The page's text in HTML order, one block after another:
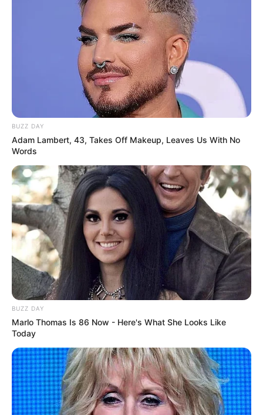
BUZZ DAY
Adam Lambert, 43, Takes Off Makeup, Leaves Us With No
Words
BUZZ DAY
Marlo Thomas Is 86 Now - Here's What She Looks Like
Today